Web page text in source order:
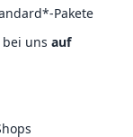
Pakete
bei uns auf